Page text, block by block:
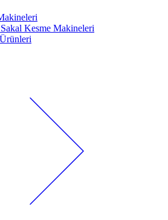
Kesme Makineleri